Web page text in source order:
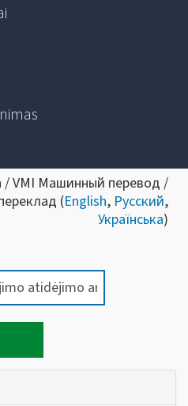
/ VMI Машинный перевод /
(English, Русский,
Українська)